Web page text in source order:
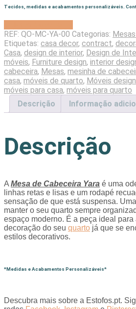
Tecidos, medidas e acabamentos personalizáveis.
REF: QO-MC-YA-00 Categorias:
Etiquetas: casa decor, contract,
Casa, design de interior, Design de
móveis, Furniture design, interior
cabeceira, Mesas, mesinha de
casa, móveis de quarto, Móveis design
móveis para casa, móveis para quarto
Descrição
Informação
Descrição
A Mesa de Cabeceira Yara é uma
linhas retas e lisas e um rodapé
sensação de que está suspensa.
manter o seu quarto sempre
espaço moderno. É a peça ideal para
decoração do seu quarto já que se
estilos decorativos.
*Medidas e Acabamentos Personalizáveis*
Descubra mais sobre a Estofos.pt.